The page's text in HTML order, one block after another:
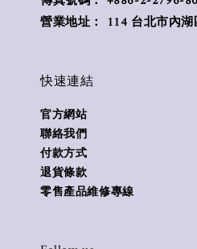
營業地址： 114 台北市內
快速連結
官方網站
聯絡我們
付款方式
退貨條款
零售產品維修專線